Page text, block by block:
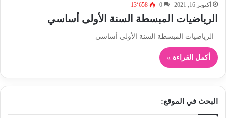
أكتوبر 16, 2021 0 13٬658
الرياضيات المبسطة السنة الأولى أساسي
الرياضيات المبسطة السنة الأولى أساسي
أكمل القراءة »
البحث في الموقع: